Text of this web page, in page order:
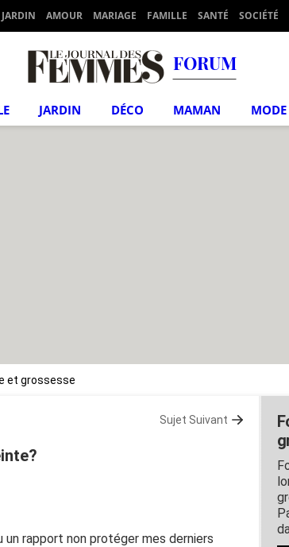
JARDIN AMOUR MARIAGE FAMILLE SANTÉ SOCIÉTÉ
FORUM
JARDIN DÉCO MAMAN MODE
et grossesse
Sujet Suivant
un rapport non protéger mes derniers